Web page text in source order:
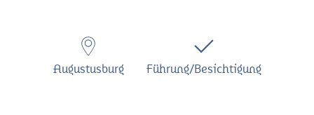
Augustusburg Führung/Besichtigung